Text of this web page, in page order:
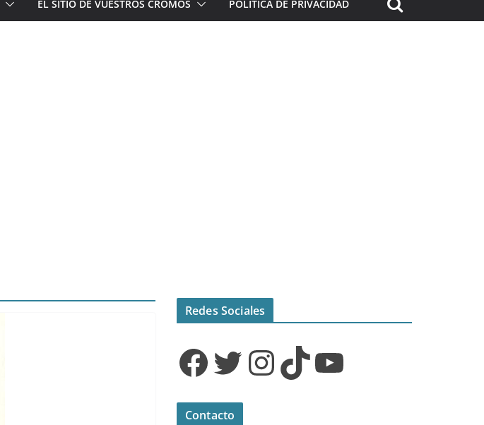
EL SITIO DE VUESTROS CROMOS POLÍTICA DE PRIVACIDAD
Redes Sociales
Facebook Twitter InstagramTikTok YouTube
Contacto